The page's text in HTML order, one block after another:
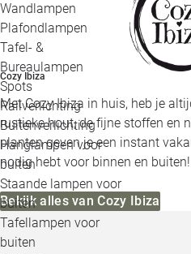
Wandlampen
Plafondlampen
Tafel- &
Bureaulampen
Spots
Railverlichting
Buitenverlichting
Hanglampen voor
buiten
Staande lampen voor
buiten
Tafellampen voor
buiten
Cozy Ibiza
Met Cozy Ibiza in huis, heb je
rustieke hout, de fijne stoffen en
planten geven je een instant
nodig hebt voor binnen en buiten!
Bekijk alles van Cozy Ibiza